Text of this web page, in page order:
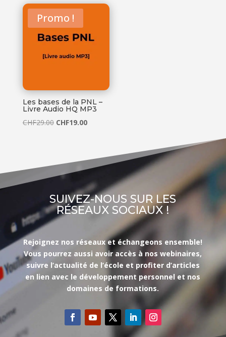
Promo !
Les bases de la PNL –
Livre Audio HQ MP3
CHF29.00 Le
était :
CHF29.00.
CHF19.00Le
est :
SUIVEZ-NOUS SUR LES
RÉSEAUX SOCIAUX !
Rejoignez nos réseaux et échangeons ensemble!
Vous pourrez aussi avoir accès à nos webinaires,
suivre l’actualité de l’école et profiter d’articles
en lien avec le développement personnel et nos
domaines de formations.